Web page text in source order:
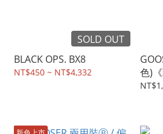
SOLD OUT
BLACK OPS. BX8
NT$450 ~ NT$4,332
色)《